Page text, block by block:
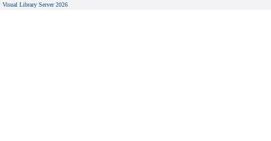
Visual Library Server 2026